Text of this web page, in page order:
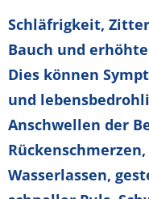
Schläfrigkeit,
Bauch und
Dies können
und
Anschwellen der
Wasserlassen,